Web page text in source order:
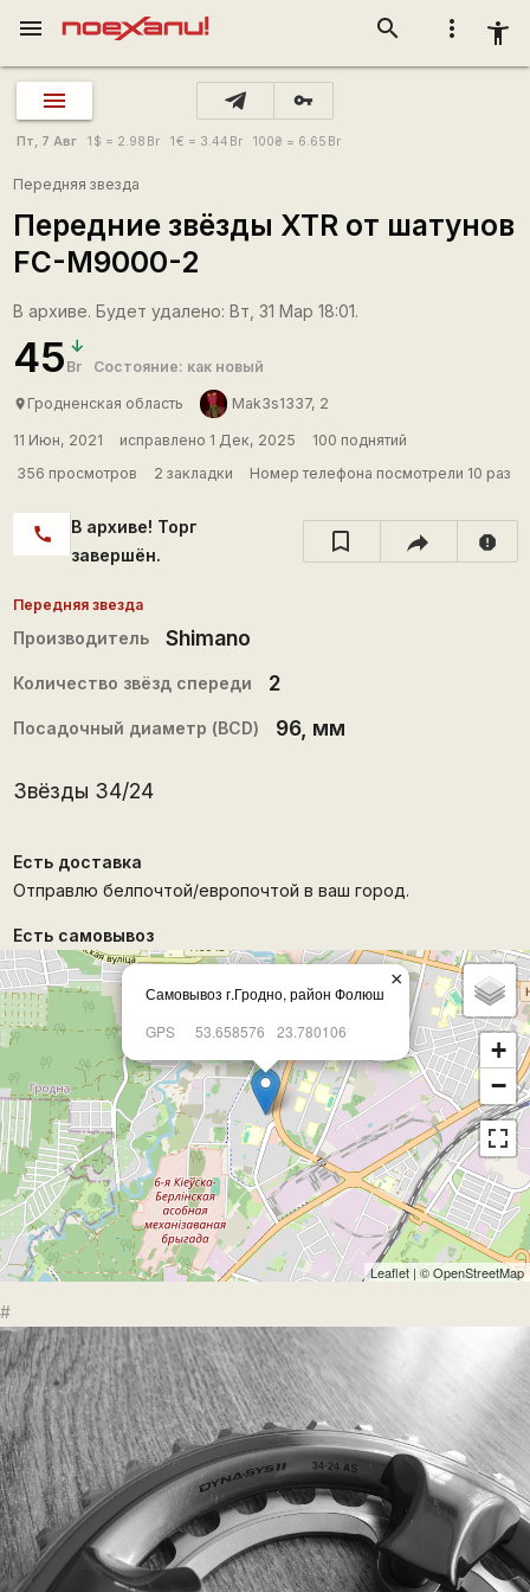
more_vert accessibility_new
search
menu
vpn_key
Пт, 7 Авг 1 $ = 2.98 Br 1€ = 3.44 Br 100₴ = 6.65 Br
Передняя звезда
Передние звёзды XTR от шатунов
FC-M9000-2
В архиве. Будет удалено: Вт, 31 Мар 18:01.
45 Br Состояние: как новый
place Гродненская область Mak3s1337, 2
11 Июн, 2021 исправлено 1 Дек, 2025
100 поднятий
356 просмотров
2 закладки Номер телефона посмотрели 10 раз
call
В архиве! Торг
завершён.
report
Передняя звезда
Производитель Shimano
Количество звёзд спереди 2
Посадочный диаметр (BCD) 96, мм
Звёзды 34/24
Есть доставка
Отправлю белпочтой/европочтой в ваш город.
Есть самовывоз
Самовывоз г.Гродно, район Фолюш
GPS
53.658576 23.780106
×
+
−
Leaflet| ©OpenStreetMap
#